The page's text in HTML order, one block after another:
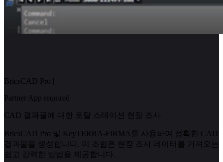
BricsCAD Pro |
Partner App required
CAD 결과물에 대한 토탈 스테이션 현장 조사
BricsCAD Pro 및 KeyTERRA-FIRMA를 사용하여 정확한 CAD
결과물을 생성합니다. 이 조합은 현장 조사 데이터를 가져오는
쉽고 강력한 방법을 제공합니다.